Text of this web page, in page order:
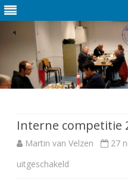
Interne competitie
Martin van Velzen 27
uitgeschakeld